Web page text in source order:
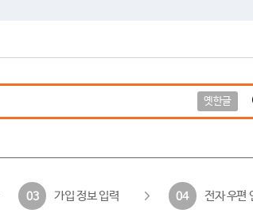
옛한글
03 가입 정보 입력 04 전자 우편